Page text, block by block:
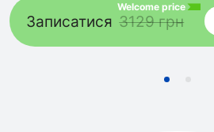
Записатися
Welcome price
3129 грн